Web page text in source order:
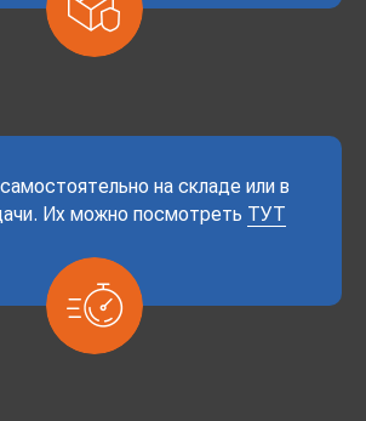
на складе или в
Их можно посмотреть ТУТ